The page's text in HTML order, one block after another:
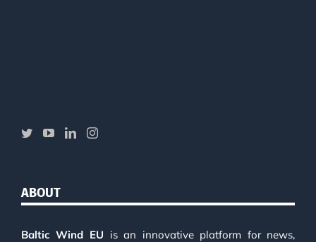
ABOUT
Baltic Wind EU is an innovative platform for news,